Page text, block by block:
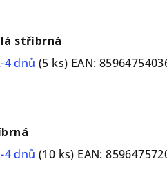
stříbrná
4 dnů (5 ks) EAN:
4 dnů (10 ks) EAN: